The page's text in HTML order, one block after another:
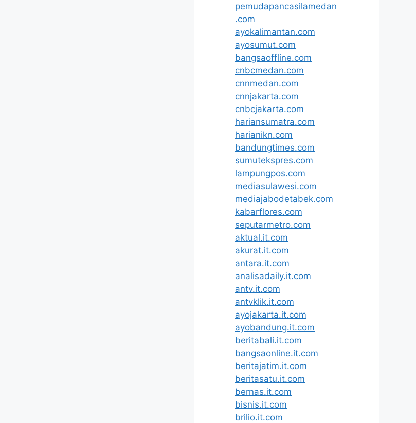
pemudapancasilamedan
.com
ayokalimantan.com
ayosumut.com
bangsaoffline.com
cnbcmedan.com
cnnmedan.com
cnnjakarta.com
cnbcjakarta.com
hariansumatra.com
harianikn.com
bandungtimes.com
sumutekspres.com
lampungpos.com
mediasulawesi.com
mediajabodetabek.com
kabarflores.com
seputarmetro.com
aktual.it.com
akurat.it.com
antara.it.com
analisadaily.it.com
antv.it.com
antvklik.it.com
ayojakarta.it.com
ayobandung.it.com
beritabali.it.com
bangsaonline.it.com
beritajatim.it.com
beritasatu.it.com
bernas.it.com
bisnis.it.com
brilio.it.com